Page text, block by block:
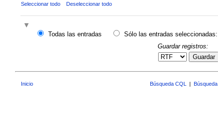
Seleccionar todo Deseleccionar todo
Todas las entradas
Sólo las entradas seleccionadas:
Guardar registros:
Guardar
Inicio Búsqueda CQL